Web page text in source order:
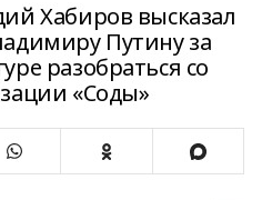
Хабиров высказал
Путину за
разобраться со
«Соды»